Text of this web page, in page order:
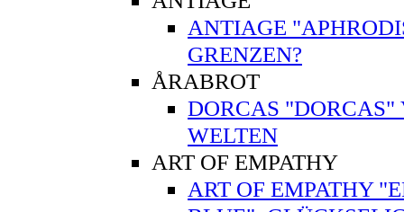
ANTIAGE
GRENZEN?
ÅRABROT
DORCAS
WELTEN
ART OF EMPATHY
ART OF EMPATHY